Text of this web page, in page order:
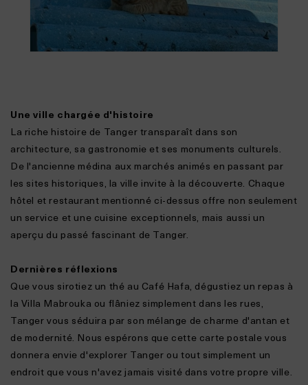
Une ville chargée d'histoire
La riche histoire de Tanger transparaît dans son
architecture, sa gastronomie et ses monuments culturels.
De l'ancienne médina aux marchés animés en passant par
les sites historiques, la ville invite à la découverte. Chaque
hôtel et restaurant mentionné ci-dessus offre non seulement
un service et une cuisine exceptionnels, mais aussi un
aperçu du passé fascinant de Tanger.
Dernières réflexions
Que vous sirotiez un thé au Café Hafa, dégustiez un repas à
la Villa Mabrouka ou flâniez simplement dans les rues,
Tanger vous séduira par son mélange de charme d'antan et
de modernité. Nous espérons que cette carte postale vous
donnera envie d'explorer Tanger ou tout simplement un
endroit que vous n'avez jamais visité dans votre propre ville.